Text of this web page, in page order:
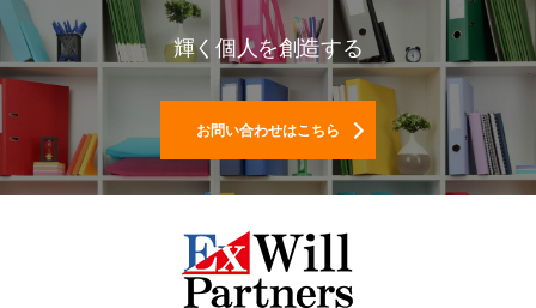
輝く個人を創造する
お問い合わせはこちら